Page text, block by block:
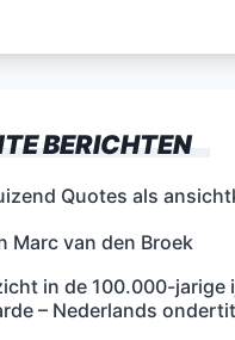
BERICHTEN
Quotes als
Marc van den Broek
in de 100.000-jarige
– Nederlands